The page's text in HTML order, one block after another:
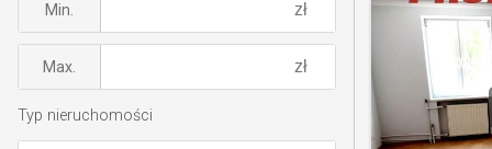
Min.
Max.
Typ nieruchomości